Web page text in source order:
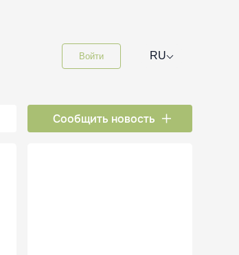
Войти RU⌵
Сообщить новость